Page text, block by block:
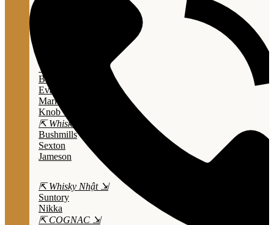
Wild Turkey
Bulleit Bourbon
Evan Williams
Marker's Mark
Knob Creek
⇱ Whiskey Ailen ⇲
Bushmills
Sexton
Jameson
⇱ Whisky Nhật ⇲
Suntory
Nikka
⇱ COGNAC ⇲